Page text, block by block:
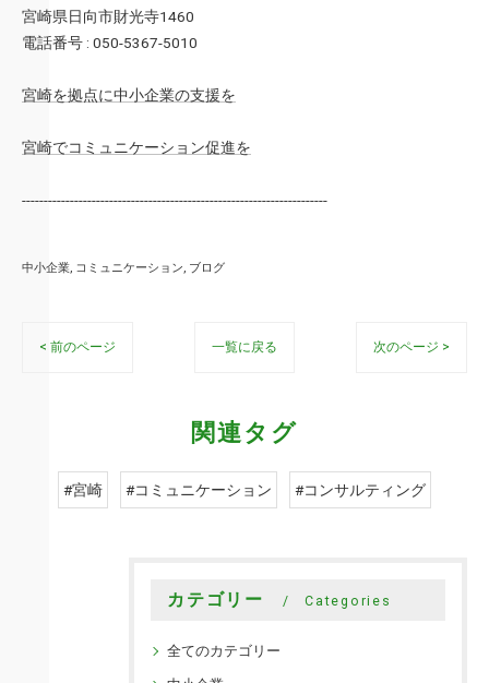
宮崎県日向市財光寺1460
電話番号 : 050-5367-5010
宮崎を拠点に中小企業の支援を
宮崎でコミュニケーション促進を
----------------------------------------------------------------------
中小企業 コミュニケーション ブログ
< 前のページ 一覧に戻る 次のページ >
関連タグ
#宮崎 #コミュニケーション #コンサルティング
カテゴリー Categories
全てのカテゴリー